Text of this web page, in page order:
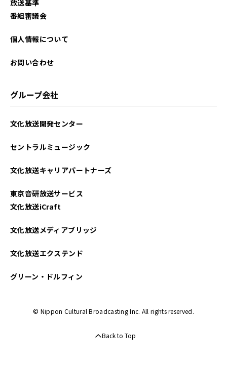
放送基準
番組審議会
個人情報について
お問い合わせ
グループ会社
文化放送開発センター
セントラルミュージック
文化放送キャリアパートナーズ
東京音研放送サービス
文化放送iCraft
文化放送メディアブリッジ
文化放送エクステンド
グリーン・ドルフィン
© Nippon Cultural Broadcasting Inc. All rights reserved.
Back to Top